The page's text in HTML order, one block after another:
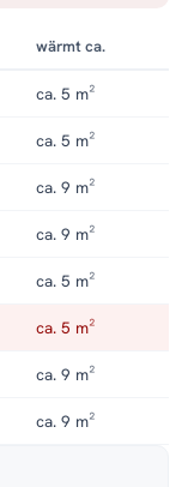
wärmt ca.
ca. 5 m²
ca. 5 m²
ca. 9 m²
ca. 9 m²
ca. 5 m²
ca. 5 m²
ca. 9 m²
ca. 9 m²